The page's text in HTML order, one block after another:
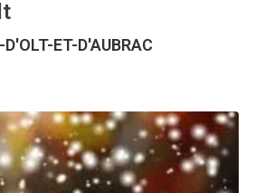
ET-D'AUBRAC